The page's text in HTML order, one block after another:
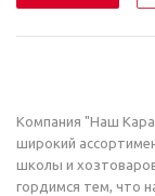
Компания "Наш
широкий
школы и
гордимся тем, что